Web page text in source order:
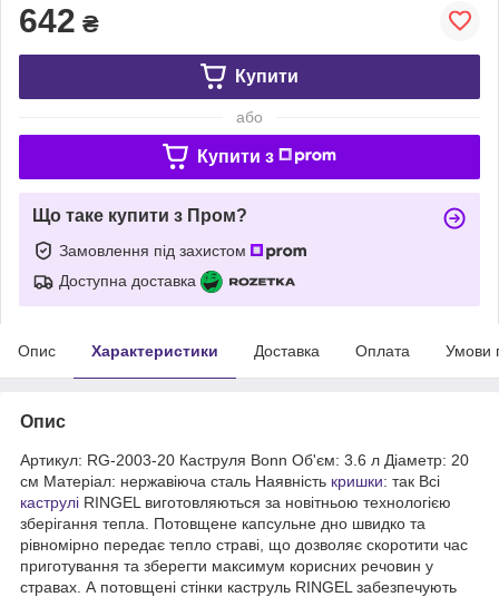
642 ₴
Купити
або
Купити з
Що таке купити з Пром?
Замовлення під захистом
Доступна доставка
Опис Характеристики Доставка Оплата Умови
Опис
Артикул: RG-2003-20 Каструля Bonn Об'єм: 3.6 л Діаметр: 20
см Матеріал: нержавіюча сталь Наявність кришки: так Всі
каструлі RINGEL виготовляються за новітньою технологією
зберігання тепла. Потовщене капсульне дно швидко та
рівномірно передає тепло страві, що дозволяє скоротити час
приготування та зберегти максимум корисних речовин у
стравах. А потовщені стінки каструль RINGEL забезпечують